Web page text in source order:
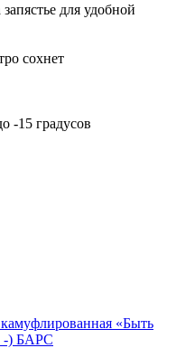
для удобной
сохнет
-15 градусов
«Быть
-) БАРС